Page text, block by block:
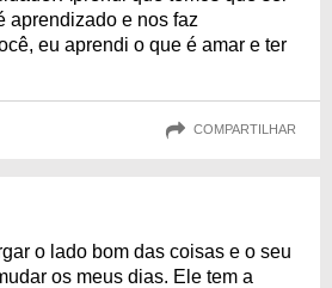
aprendizado e nos faz
eu aprendi o que é amar e ter
COMPARTILHAR
o lado bom das coisas e o seu
os meus dias. Ele tem a